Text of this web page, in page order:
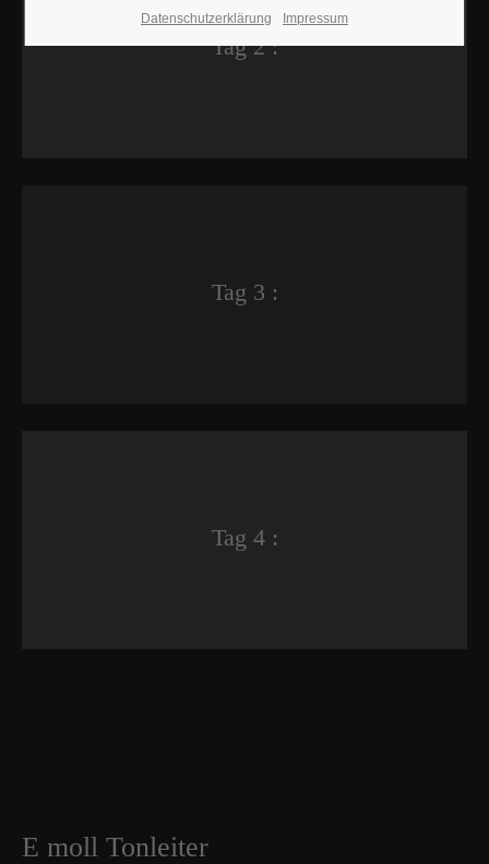
Tag 2 :
Tag 3 :
Tag 4 :
E moll Tonleiter
Datenschutzerklärung Impressum